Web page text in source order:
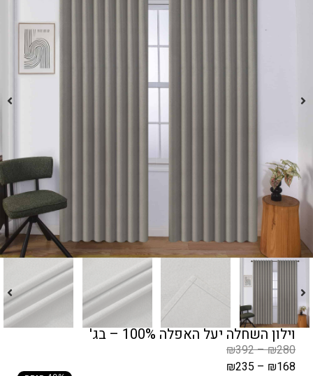
וילון השחלה יעל האפלה 100% – בג'
₪280
–
₪392
₪168
–
₪235